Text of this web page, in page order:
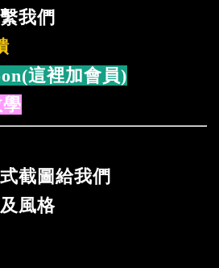
我們
這裡加會員)
截圖給我們
風格